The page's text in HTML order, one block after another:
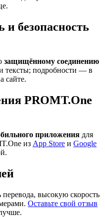
безопасность
защищённому соединению
тексты; подробности — в
сайте.
PROMT.One
приложения для
из App Store и Google
высокую скорость
Оставьте свой отзыв